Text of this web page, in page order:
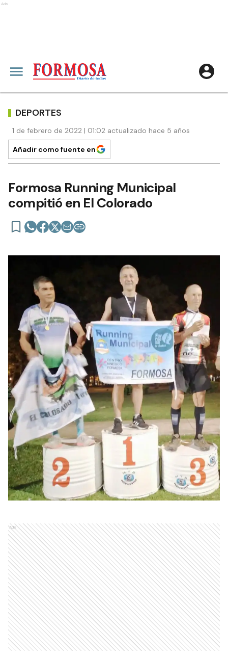
Ads
DEPORTES
1 de febrero de 2022 | 01:02 actualizado hace 5 años
Añadir como fuente en
Formosa Running Municipal
compitió en El Colorado
Ads